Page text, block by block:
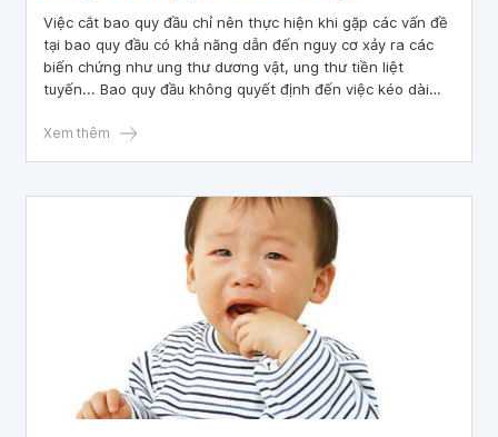
Việc cắt bao quy đầu chỉ nên thực hiện khi gặp các vấn đề
tại bao quy đầu có khả năng dẫn đến nguy cơ xảy ra các
biến chứng như ung thư dương vật, ung thư tiền liệt
tuyến... Bao quy đầu không quyết định đến việc kéo dài
trước khi quyết định cắt bao quy đầu.
Xem thêm